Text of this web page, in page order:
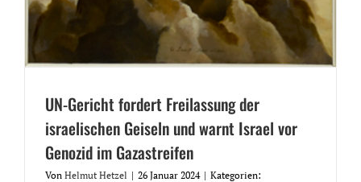
UN-Gericht fordert Freilassung der
israelischen Geiseln und warnt Israel vor
Genozid im Gazastreifen
Von Helmut Hetzel | 26 Januar 2024 | Kategorien: